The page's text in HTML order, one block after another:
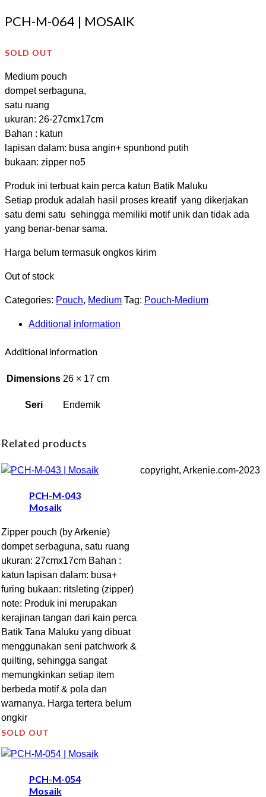
PCH-M-064 | MOSAIK
SOLD OUT
Medium pouch
dompet serbaguna,
satu ruang
ukuran: 26-27cmx17cm
Bahan : katun
lapisan dalam: busa angin+ spunbond putih
bukaan: zipper no5
Produk ini terbuat kain perca katun Batik Maluku
Setiap produk adalah hasil proses kreatif yang dikerjakan
satu demi satu sehingga memiliki motif unik dan tidak ada
yang benar-benar sama.
Harga belum termasuk ongkos kirim
Out of stock
Categories: Pouch, Medium Tag: Pouch-Medium
Additional information
Additional information
Dimensions 26 × 17 cm
Seri Endemik
Related products
PCH-M-043
Mosaik
Zipper pouch (by Arkenie)
dompet serbaguna, satu ruang
ukuran: 27cmx17cm Bahan :
katun lapisan dalam: busa+
furing bukaan: ritsleting (zipper)
note: Produk ini merupakan
kerajinan tangan dari kain perca
Batik Tana Maluku yang dibuat
menggunakan seni patchwork &
quilting, sehingga sangat
memungkinkan setiap item
berbeda motif & pola dan
warnanya. Harga tertera belum
ongkir
SOLD OUT
PCH-M-054
Mosaik
copyright, Arkenie.com-2023